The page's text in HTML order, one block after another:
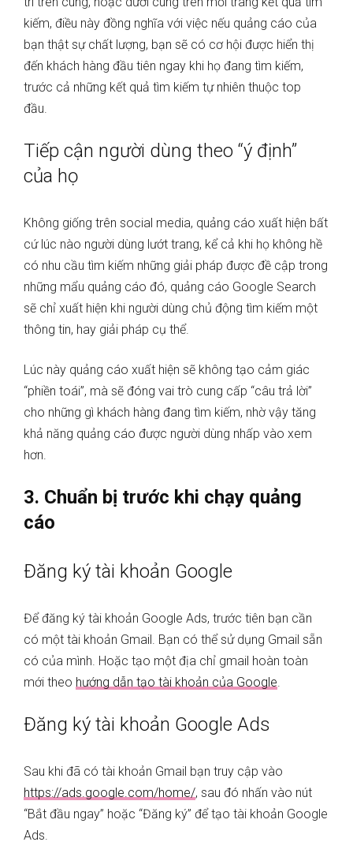
kiếm, điều này đồng nghĩa với việc nếu quảng cáo của
bạn thật sự chất lượng, bạn sẽ có cơ hội được hiển thị
đến khách hàng đầu tiên ngay khi họ đang tìm kiếm,
trước cả những kết quả tìm kiếm tự nhiên thuộc top
đầu.
Tiếp cận người dùng theo “ý định”
của họ
Không giống trên social media, quảng cáo xuất hiện bất
cứ lúc nào người dùng lướt trang, kể cả khi họ không hề
có nhu cầu tìm kiếm những giải pháp được đề cập trong
những mẩu quảng cáo đó, quảng cáo Google Search
sẽ chỉ xuất hiện khi người dùng chủ động tìm kiếm một
thông tin, hay giải pháp cụ thể.
Lúc này quảng cáo xuất hiện sẽ không tạo cảm giác
“phiền toái”, mà sẽ đóng vai trò cung cấp “câu trả lời”
cho những gì khách hàng đang tìm kiếm, nhờ vậy tăng
khả năng quảng cáo được người dùng nhấp vào xem
hơn.
3. Chuẩn bị trước khi chạy quảng
cáo
Đăng ký tài khoản Google
Để đăng ký tài khoản Google Ads, trước tiên bạn cần
có một tài khoản Gmail. Bạn có thể sử dụng Gmail sẵn
có của mình. Hoặc tạo một địa chỉ gmail hoàn toàn
mới theo hướng dẫn tạo tài khoản của Google.
Đăng ký tài khoản Google Ads
Sau khi đã có tài khoản Gmail bạn truy cập vào
https://ads.google.com/home/, sau đó nhấn vào nút
“Bắt đầu ngay” hoặc “Đăng ký” để tạo tài khoản Google
Ads.